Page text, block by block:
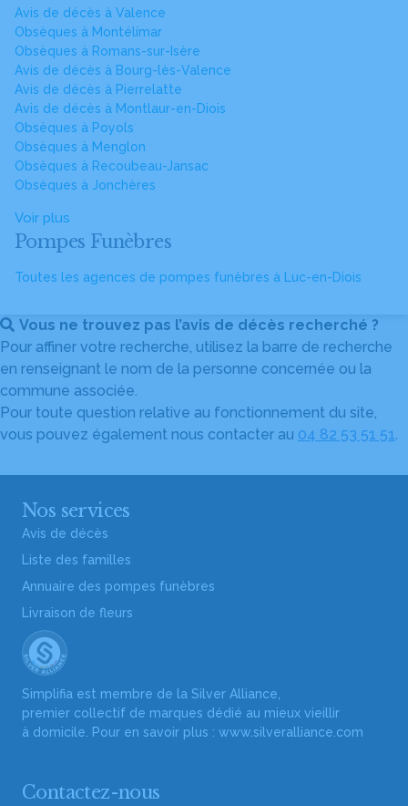
Avis de décès à Valence
Obsèques à Montélimar
Obsèques à Romans-sur-Isère
Avis de décès à Bourg-lès-Valence
Avis de décès à Pierrelatte
Avis de décès à Montlaur-en-Diois
Obsèques à Poyols
Obsèques à Menglon
Obsèques à Recoubeau-Jansac
Obsèques à Jonchères
Voir plus
Pompes Funèbres
Toutes les agences de pompes funèbres à Luc-en-Diois
Vous ne trouvez pas l’avis de décès recherché ?
Pour affiner votre recherche, utilisez la barre de recherche
en renseignant le nom de la personne concernée ou la
commune associée.
Pour toute question relative au fonctionnement du site,
vous pouvez également nous contacter au 04 82 53 51 51.
Nos services
Avis de décès
Liste des familles
Annuaire des pompes funèbres
Livraison de fleurs
Simplifia est membre de la Silver Alliance,
premier collectif de marques dédié au mieux vieillir
à domicile. Pour en savoir plus : www.silveralliance.com
Contactez-nous